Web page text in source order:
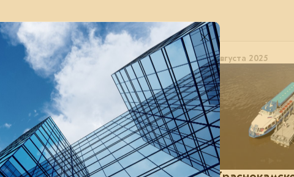
2026 05 августа 2025